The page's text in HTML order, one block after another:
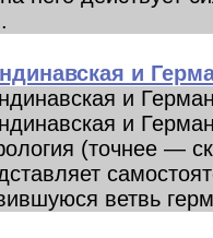
и
и
и
(точнее —
ветвь